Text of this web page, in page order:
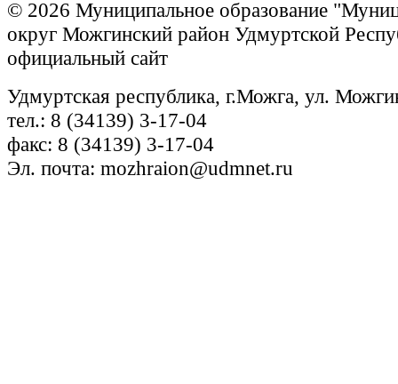
© 2026 Муниципальное образование
округ Можгинский район Удмуртской
официальный сайт
Удмуртская республика, г.Можга, ул.
тел.: 8 (34139) 3-17-04
факс: 8 (34139) 3-17-04
Эл. почта: mozhraion@udmnet.ru